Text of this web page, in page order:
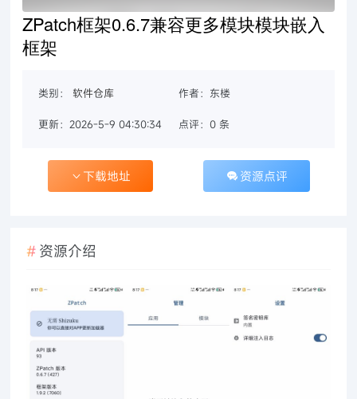
ZPatch框架0.6.7兼容更多模块模块嵌入
框架
类别： 软件仓库 作者：东楼
更新：2026-5-9 04:30:34 点评：0 条
下载地址 资源点评
资源介绍